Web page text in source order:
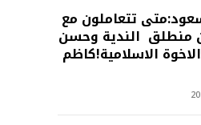
تتعاملون مع
منطلق الندية وحسن
الاسلامية!كاظم